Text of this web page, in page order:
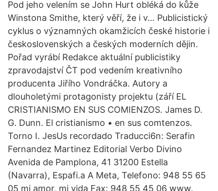
Pod jeho velením se John Hurt obléká do kůže
Winstona Smithe, který věří, že i v… Publicistický
cyklus o významných okamžicích české historie i
československých a českých moderních dějin.
Pořad vyrábí Redakce aktuální publicistiky
zpravodajství ČT pod vedením kreativního
producenta Jiřího Vondráčka. Autory a
dlouholetými protagonisty projektu (září EL
CRISTIANISMO EN SUS COMIENZOS. James D.
G. Dunn. El cristianismo • en sus comtenzos.
Torno I. JesUs recordado Traducci6n: Serafin
Fernandez Martinez Editorial Verbo Divino
Avenida de Pamplona, 41 31200 Estella
(Navarra), Espafi.a A Meta, Telefono: 948 55 65
05 mi amor, mi vida Fax: 948 55 45 06 www.